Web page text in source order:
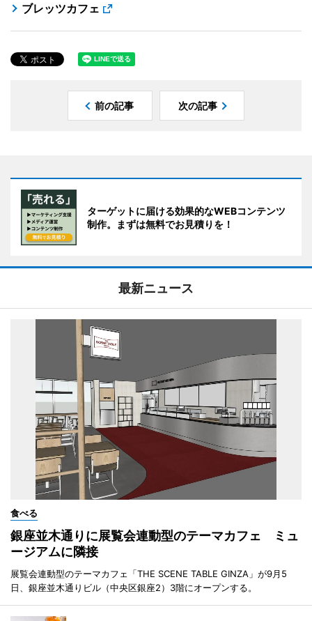
ブレッツカフェ
前の記事 次の記事
ターゲットに届ける効果的なWEBコンテンツ
制作。まずは無料でお見積りを！
最新ニュース
食べる
銀座並木通りに展覧会連動型のテーマカフェ ミュ
ージアムに隣接
展覧会連動型のテーマカフェ「THE SCENE TABLE GINZA」が9月5
日、銀座並木通りビル（中央区銀座2）3階にオープンする。